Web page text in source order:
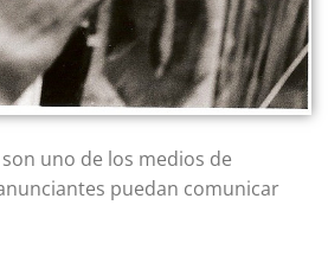
uno de los medios de
puedan comunicar